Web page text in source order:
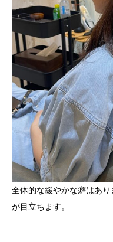
全体的な緩やかな癖はあ
が目立ちます。